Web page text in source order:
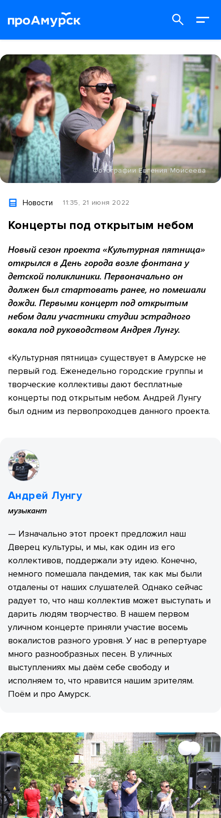
Фотографии Евгения Моисеева
Новости 11:35, 21 июня 2022
Концерты под открытым небом
Новый сезон проекта «Культурная пятница»
открылся в День города возле фонтана у
детской поликлиники. Первоначально он
должен был стартовать ранее, но помешали
дожди. Первыми концерт под открытым
небом дали участники студии эстрадного
вокала под руководством Андрея Лунгу.
«Культурная пятница» существует в Амурске не
первый год. Еженедельно городские группы и
творческие коллективы дают бесплатные
концерты под открытым небом. Андрей Лунгу
был одним из первопроходцев данного проекта.
Андрей Лунгу
музыкант
— Изначально этот проект предложил наш
Дверец культуры, и мы, как один из его
коллективов, поддержали эту идею. Конечно,
немного помешала пандемия, так как мы были
отдалены от наших слушателей. Однако сейчас
радует то, что наш коллектив может выступать и
дарить людям творчество. В нашем первом
уличном концерте приняли участие восемь
вокалистов разного уровня. У нас в репертуаре
много разнообразных песен. В уличных
выступлениях мы даём себе свободу и
исполняем то, что нравится нашим зрителям.
Поём и про Амурск.